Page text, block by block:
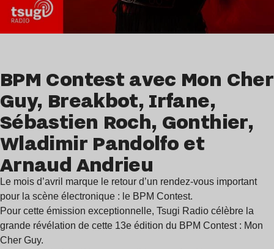
BPM Contest avec Mon Cher
Guy, Breakbot, Irfane,
Sébastien Roch, Gonthier,
Wladimir Pandolfo et
Arnaud Andrieu
Le mois d’avril marque le retour d’un rendez-vous important
pour la scène électronique : le BPM Contest.
Pour cette émission exceptionnelle, Tsugi Radio célèbre la
grande révélation de cette 13e édition du BPM Contest : Mon
Cher Guy.